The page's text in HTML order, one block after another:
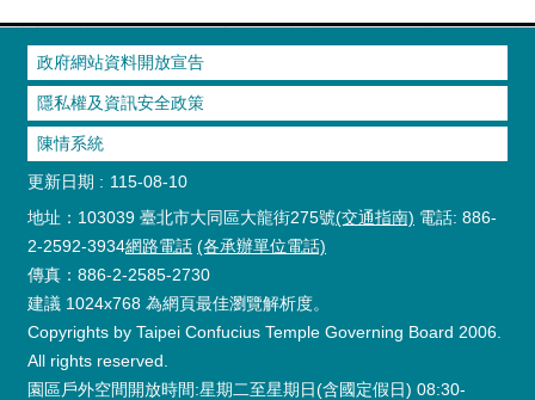
政府網站資料開放宣告
隱私權及資訊安全政策
陳情系統
更新日期
115-08-10
地址：103039 臺北市大同區大龍街275號(交通指南) 電話: 886-
2-2592-3934網路電話 (各承辦單位電話)
傳真：886-2-2585-2730
建議 1024x768 為網頁最佳瀏覽解析度。
Copyrights by Taipei Confucius Temple Governing Board 2006.
All rights reserved.
園區戶外空間開放時間:星期二至星期日(含國定假日) 08:30-